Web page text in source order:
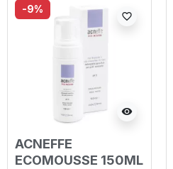
-9%
visibility
favorite_border
ACNEFFE
ECOMOUSSE 150ML